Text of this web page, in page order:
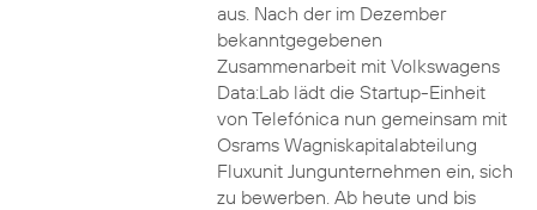
aus. Nach der im Dezember
bekanntgegebenen
Zusammenarbeit mit Volkswagens
Data:Lab lädt die Startup-Einheit
von Telefónica nun gemeinsam mit
Osrams Wagniskapitalabteilung
Fluxunit Jungunternehmen ein, sich
zu bewerben. Ab heute und bis